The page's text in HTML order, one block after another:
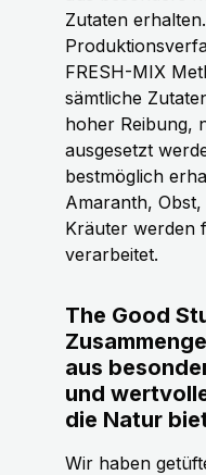
Zutaten
FRESH-MIX
sämtliche
hoher Reibung,
ausgesetzt
bestmöglich
Amaranth,
Kräuter werden
verarbeitet.
The Good
aus
und
die Natur
Wir haben